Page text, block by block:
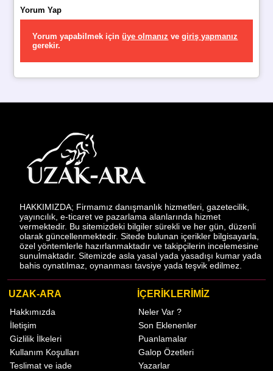
Yorum Yap
Yorum yapabilmek içinüye olmanız vegiriş yapmanız
gerekir.
HAKKIMIZDA; Firmamız danışmanlık hizmetleri, gazetecilik,
yayıncılık, e-ticaret ve pazarlama alanlarında hizmet
vermektedir. Bu sitemizdeki bilgiler sürekli ve her gün, düzenli
olarak güncellenmektedir. Sitede bulunan içerikler bilgisayarla,
özel yöntemlerle hazırlanmaktadır ve takipçilerin incelemesine
sunulmaktadır. Sitemizde asla yasal yada yasadışı kumar yada
bahis oynatılmaz, oynanması tavsiye yada teşvik edilmez.
UZAK-ARA
Hakkımızda
İletişim
Gizlilik İlkeleri
Kullanım Koşulları
Teslimat ve iade
İÇERİKLERİMİZ
Neler Var ?
Son Eklenenler
Puanlamalar
Galop Özetleri
Yazarlar